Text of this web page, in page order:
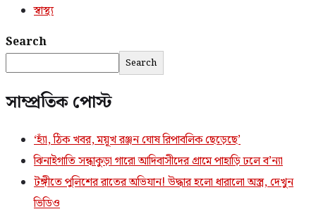
স্বাস্থ্য
Search
Search
সাম্প্রতিক পোস্ট
‘হ্যাঁ, ঠিক খবর, ময়ূখ রঞ্জন ঘোষ রিপাবলিক ছেড়েছে’
ঝিনাইগাতি সন্ধাকুড়া গারো আদিবাসীদের গ্রামে পাহাড়ি ঢলে ব’ন্যা
টঙ্গীতে পুলিশের রাতের অভিযান! উদ্ধার হলো ধারালো অস্ত্র, দেখুন
ভিডিও